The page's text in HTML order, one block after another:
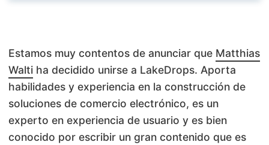
Estamos muy contentos de anunciar que Matthias
Walti ha decidido unirse a LakeDrops. Aporta
habilidades y experiencia en la construcción de
soluciones de comercio electrónico, es un
experto en experiencia de usuario y es bien
conocido por escribir un gran contenido que es